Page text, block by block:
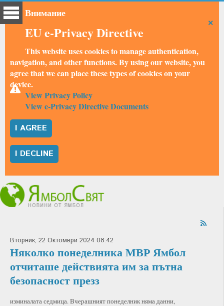
×
Внимание
EU e-Privacy Directive
This website uses cookies to manage authentication,
navigation, and other functions. By using our website, you
agree that we can place these types of cookies on your
device.
View Privacy Policy
View e-Privacy Directive Documents
I AGREE
I DECLINE
Вторник, 22 Октомври 2024 08:42
Няколко понеделника МВР Ямбол
отчиташе действията им за пътна
безопасност презз
изминалата седмица. Вчерашният понеделник няма данни,